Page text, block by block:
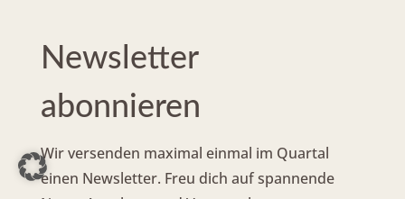
Newsletter
abonnieren
Wir versenden maximal einmal im Quartal
einen Newsletter. Freu dich auf spannende